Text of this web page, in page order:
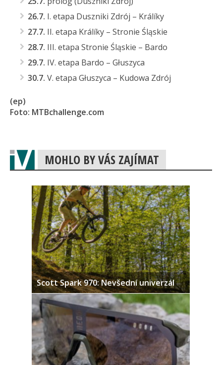
26.7. I. etapa Duszniki Zdrój – Králíky
27.7. II. etapa Králíky – Stronie Śląskie
28.7. III. etapa Stronie Śląskie – Bardo
29.7. IV. etapa Bardo – Głuszyca
30.7. V. etapa Głuszyca – Kudowa Zdrój
(ep)
Foto: MTBchallenge.com
MOHLO BY VÁS ZAJÍMAT
Scott Spark 970: Nevšední univerzál